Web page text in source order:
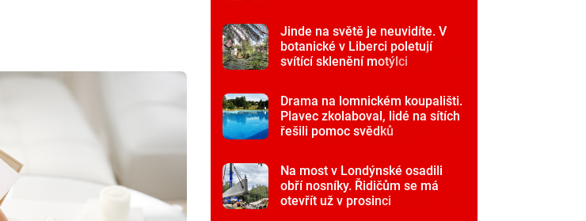
Jinde na světě je neuvidíte. V
botanické v Liberci poletují
svítící sklenění motýlci
Drama na lomnickém koupališti.
Plavec zkolaboval, lidé na sítích
řešili pomoc svědků
Na most v Londýnské osadili
obří nosníky. Řidičům se má
otevřít už v prosinci